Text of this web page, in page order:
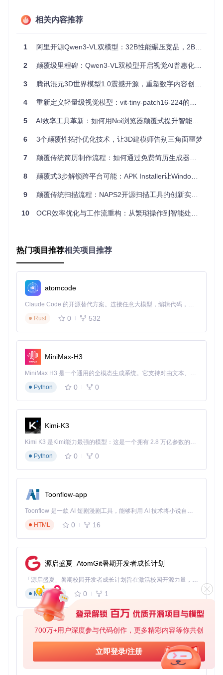
700万+用户深度参与代码创作，更多精彩内容等你共创
立即登录/注册
器实现了这些价值，让开发者能够直观地构建AI驱动的交互逻
辑。
场景拆解：三大业务难题的界面解决方案
构建智能客服对话系统
业务痛点：传统客服系统无法处理复杂用户问题，转接人工频
繁导致体验割裂
技术方案：融合React状态管理与Dify事件驱动架构，实现上
配置Dify工作流节点处理意图识别
设计多轮对话状态流转逻辑
合，通过Dify的事件机制实现对话状态的无缝切换。实际应用
中，我们发现用户问题解决率提升了40%，人工转接率下降了
65%。
开发自动化数据处理界面
业务痛点 ：数据分析师需要在多个工具间切换，重复操作降低
实现步骤 ：
设计可复用的数据处理组件
<template>
配置HTTP请求节点获取数据源
通过代码执行节点实现数据转换逻辑
设计多模态内容生成工具
：内容创作者需要在不同AI模型间切换，内容风格难
以保持一致
实现步骤 ：
创建响应式界面组件
<script>
  let content = '';
  $: preview = generatePreview(content);
配置Dify模型路由逻辑
实现内容风格一致性检查机制
相关内容推荐
1 阿里开源Qwen3-VL双模型：32B性能碾压竞品，2B版本手机直装
2 颠覆级里程碑：Qwen3-VL双模型开启视觉AI普惠化新纪元
3 腾讯混元3D世界模型1.0震撼开源，重塑数字内容创作生态
4 重新定义轻量级视觉模型：vit-tiny-patch16-224的技术突围与商业价值
5 AI效率工具革新：如何用Noi浏览器颠覆式提升智能助手使用体验
6 3个颠覆性拓扑优化技术，让3D建模师告别三角面噩梦
7 颠覆传统简历制作流程：如何通过免费简历生成器高效打造专业求职名片
8 颠覆式3步解锁跨平台可能：APK Installer让Windows直装安卓应用
9 颠覆传统扫描流程：NAPS2开源扫描工具的创新实践指南
10 OCR效率优化与工作流重构：从繁琐操作到智能处理的全面革新
热门项目推荐相关项目推荐
atomcode
Claude Code 的开源替代方案。连接任意大模型，编辑代码，运行命令，自动验证 — 全自动执行。用 Rust 构建，极致性能。 ｜ An open-source alternative to Claude Code. Connect any LLM, edit code, run commands, and verify changes — autonomously. Built in Rust for speed. Get Started
Rust
0 532
MiniMax-H3
MiniMax H3 是一个通用的全模态生成系统。它支持对由文本、图像、视频和音频组成的多模态上下文进行统一理解，并能生成分辨率高达 2K、时长可达 15 秒的带原生立体声音频的视频。得益于面向任务泛化的系统设计，H3 在预训练阶段就已具备广泛的多模态上下文理解与生成能力，能够出色地执行复杂的多模态指令。
Python
0 0
Kimi-K3
Kimi K3 是Kimi能力最强的模型：这是一个拥有 2.8 万亿参数的混合专家（MoE）模型，具备原生视觉理解能力，并支持 100 万 token 的上下文窗口。
Python
0 0
Toonflow-app
Toonflow 是一款 AI 短剧漫剧工具，能够利用 AI 技术将小说自动转化为剧本，并结合 AI 生成的图片和视频，实现高效的短剧创作。借助 Toonflow，可以轻松完成从文字到影像的全流程，让短剧制作变得更加智能与便捷。
HTML
0 16
源启盛夏_AtomGit暑期开发者成长计划
「源启盛夏」暑期校园开发者成长计划旨在激活校园开源力量，通过积分激励、认证扶持、资源倾斜等形式，引导高校组织和开发者完成「入驻 — 建项目 — 做贡献 — 获认证 — 得资源」的完整闭环。无论你是想带领社团入驻平台的组织者，还是希望用代码贡献证明自己的开发者，都能在这里找到属于你的成长路径。
Markdown
0 1
AionUi
免费、本地、开源的 24/7 全天候 Cowork 应用，以及适用于 Gemini CLI、Claude Code、Codex、OpenCode、Qwen Code、Goose CLI、Auggie 等的 OpenClaw | 🌟 喜欢就点star吧
TypeScript
0 6